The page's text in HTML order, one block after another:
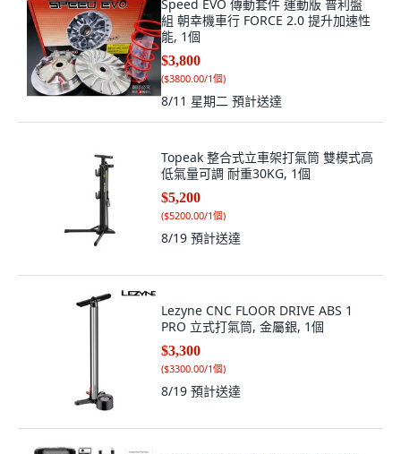
Speed EVO 傳動套件 運動版 普利盤
組 朝幸機車行 FORCE 2.0 提升加速性
能, 1個
$3,800
($3800.00/1個)
8/11 星期二 預計送達
Topeak 整合式立車架打氣筒 雙模式高
低氣量可調 耐重30KG, 1個
$5,200
($5200.00/1個)
8/19 預計送達
Lezyne CNC FLOOR DRIVE ABS 1
PRO 立式打氣筒, 金屬銀, 1個
$3,300
($3300.00/1個)
8/19 預計送達